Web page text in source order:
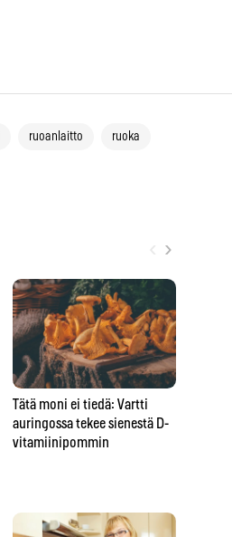
ruoanlaitto ruoka
›
Tätä moni ei tiedä: Vartti
auringossa tekee sienestä D-
vitamiinipommin